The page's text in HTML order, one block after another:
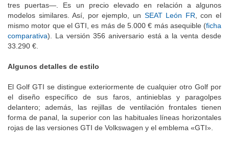
tres puertas—. Es un precio elevado en relación a algunos
modelos similares. Así, por ejemplo, un SEAT León FR , con el
mismo motor que el GTI, es más de 5.000 € más asequible (ficha
comparativa). La versión 356 aniversario está a la venta desde
33.290 €.
Algunos detalles de estilo
El Golf GTI se distingue exteriormente de cualquier otro Golf por
el diseño específico de sus faros, antinieblas y paragolpes
delantero; además, las rejillas de ventilación frontales tienen
forma de panal, la superior con las habituales líneas horizontales
rojas de las versiones GTI de Volkswagen y el emblema «GTI».